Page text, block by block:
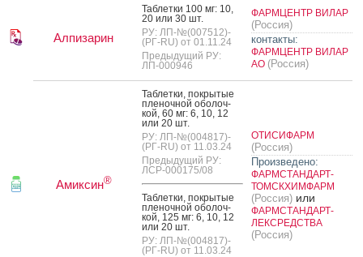
Алпизарин
Таб­летки 100 мг: 10,
20 или 30 шт.
РУ: ЛП-№(007512)-
(РГ-RU) от 01.11.24
Предыдущий РУ:
ЛП-000946
ФАРМЦЕНТР ВИЛАР
(Россия)
контакты:
ФАРМЦЕНТР ВИЛАР
АО (Россия)
Амиксин®
Таб­летки, пок­ры­тые
пле­ноч­ной обо­лоч­
кой, 60 мг: 6, 10, 12
или 20 шт.
РУ: ЛП-№(004817)-
(РГ-RU) от 11.03.24
Предыдущий РУ:
ЛСР-000175/08
Таб­летки, пок­ры­тые
пле­ноч­ной обо­лоч­
кой, 125 мг: 6, 10, 12
или 20 шт.
РУ: ЛП-№(004817)-
(РГ-RU) от 11.03.24
ОТИСИФАРМ
(Россия)
Произведено:
ФАРМСТАНДАРТ-
ТОМСКХИМФАРМ
(Россия) или
ФАРМСТАНДАРТ-
ЛЕКСРЕДСТВА
(Россия)